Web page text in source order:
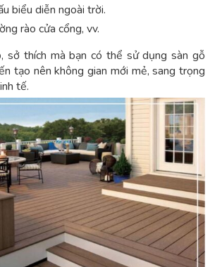
biểu diễn ngoài trời.
rào cửa cổng, vv.
sở thích mà bạn có thể sử dụng sàn gỗ
tạo nên không gian mới mẻ, sang trọng
tế.